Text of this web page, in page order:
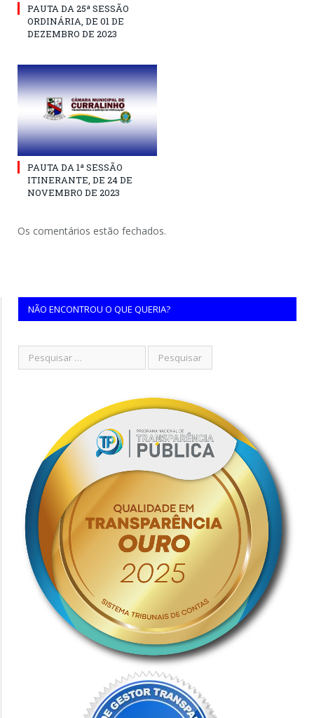
PAUTA DA 25ª SESSÃO
ORDINÁRIA, DE 01 DE
DEZEMBRO DE 2023
PAUTA DA 1ª SESSÃO
ITINERANTE, DE 24 DE
NOVEMBRO DE 2023
Os comentários estão fechados.
NÃO ENCONTROU O QUE QUERIA?